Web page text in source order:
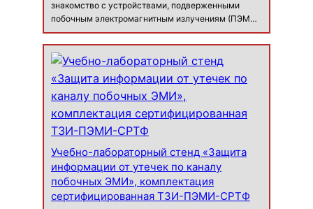
знакомство с устройствами, подверженными
побочным электромагнитным излучениям (ПЭМИ),
с оборудованием по определению ПЭМИ,
изучение методов поиска опасных сигналов в
зависимости от исследуемого объекта,
Учебно-лабораторный стенд «Защита
информации от утечек по каналу
побочных ЭМИ», комплектация
сертифицированная ТЗИ-ПЭМИ-СРТФ